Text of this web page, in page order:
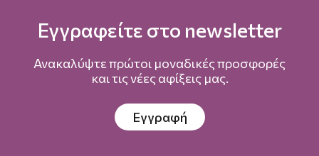
Εγγραφείτε στο newsletter
Ανακαλύψτε πρώτοι μοναδικές προσφορές
και τις νέες αφίξεις μας.
Εγγραφή